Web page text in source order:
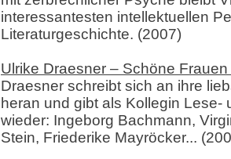
interessantesten intellektuellen
Literaturgeschichte. (2007)
Ulrike Draesner – Schöne
Draesner schreibt sich an ihre
heran und gibt als Kollegin Lese-
wieder: Ingeborg Bachmann,
Stein, Friederike Mayröcker...